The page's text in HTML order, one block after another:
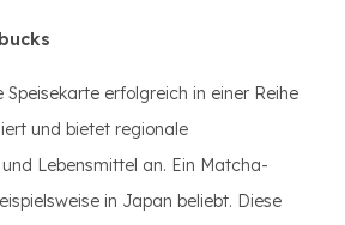
Speisekarte erfolgreich in einer Reihe
und bietet regionale
Lebensmittel an. Ein Matcha-
in Japan beliebt. Diese